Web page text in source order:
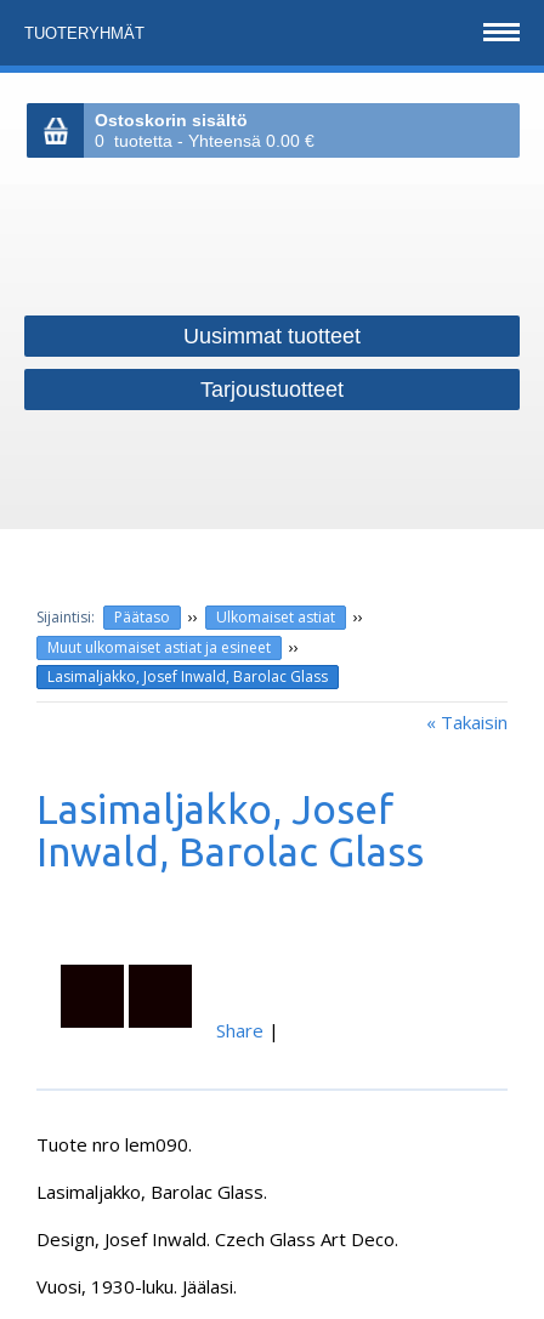
TUOTERYHMÄT
Ostoskorin sisältö
0 tuotetta - Yhteensä 0.00 €
Uusimmat tuotteet
Tarjoustuotteet
Päätaso ›› Ulkomaiset astiat ››
Muut ulkomaiset astiat ja esineet ››
Lasimaljakko, Josef Inwald, Barolac Glass
« Takaisin
Lasimaljakko, Josef
Inwald, Barolac Glass
Share |
Tuote nro lem090.
Lasimaljakko, Barolac Glass.
Design, Josef Inwald. Czech Glass Art Deco.
Vuosi, 1930-luku. Jäälasi.